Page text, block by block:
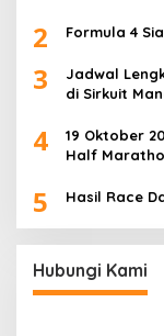
2 Formula 4
3
Jadwal
di Sirkuit
4
19 Oktober
Half
5 Hasil Race
Hubungi Kami